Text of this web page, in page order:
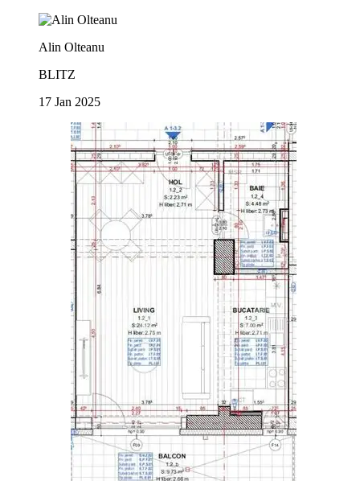
Alin Olteanu
BLITZ
17 Jan 2025